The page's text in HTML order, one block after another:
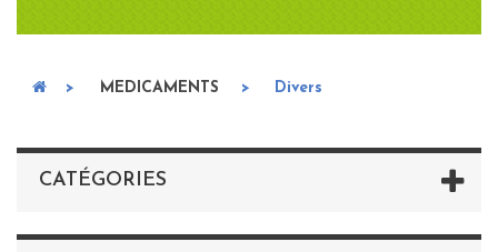
> MEDICAMENTS > Divers
CATÉGORIES